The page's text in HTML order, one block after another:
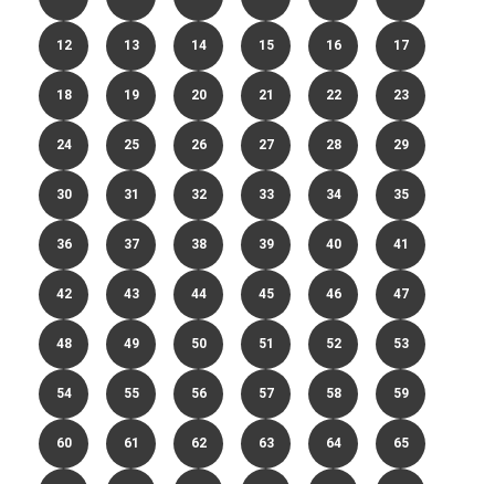
12 13 14 15 16 17
18 19 20 21 22 23
24 25 26 27 28 29
30 31 32 33 34 35
36 37 38 39 40 41
42 43 44 45 46 47
48 49 50 51 52 53
54 55 56 57 58 59
60 61 62 63 64 65